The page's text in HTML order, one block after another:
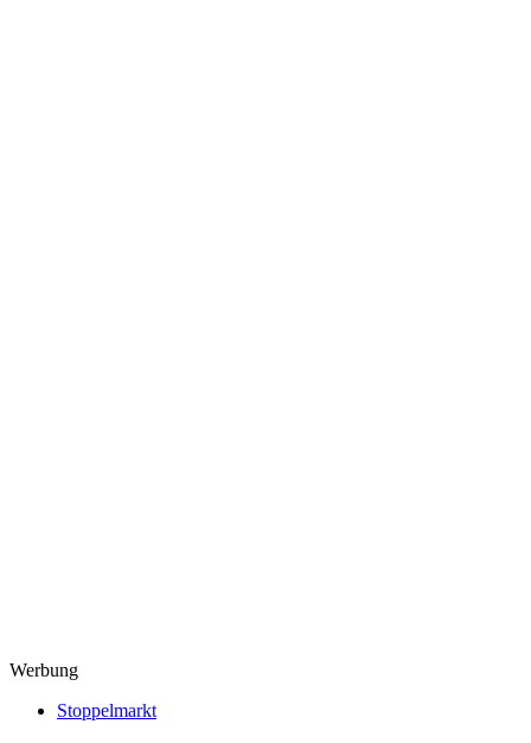
Werbung
Stoppelmarkt